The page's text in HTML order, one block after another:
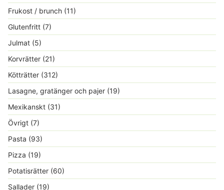
Frukost / brunch (11)
Glutenfritt (7)
Julmat (5)
Korvrätter (21)
Kötträtter (312)
Lasagne, gratänger och pajer (19)
Mexikanskt (31)
Övrigt (7)
Pasta (93)
Pizza (19)
Potatisrätter (60)
Sallader (19)